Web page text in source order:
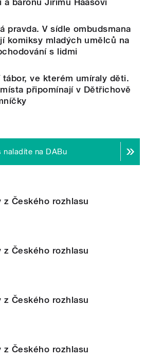
pravda. V sídle ombudsmana
komiksy mladých umělců na
s lidmi
tábor, ve kterém umíraly děti.
připomínají v Dětřichově
naladíte na DABu
z Českého rozhlasu
z Českého rozhlasu
z Českého rozhlasu
z Českého rozhlasu